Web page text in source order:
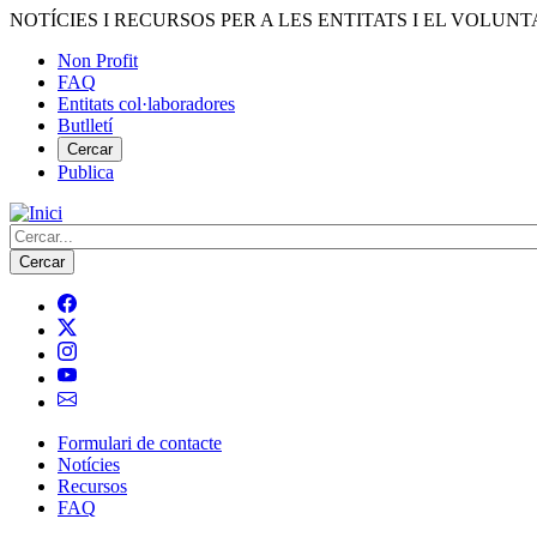
Vés
contingut
NOTÍCIES I RECURSOS PER A LES ENTITATS I EL
Menú
del
compte
d'usuari
Non Profit
FAQ
Entitats col·laboradores
Butlletí
Cercar
Publica
Cerca
Navegació
principal
Formulari de contacte
Notícies
Recursos
FAQ